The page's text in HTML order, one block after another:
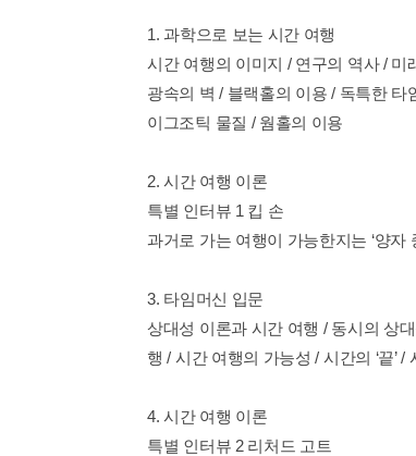
1. 과학으로 보는 시간 여행
시간 여행의 이미지 / 연구의 역사 /
광속의 벽 / 블랙홀의 이용 / 독특한
이그조틱 물질 / 웜홀의 이용
2. 시간 여행 이론
특별 인터뷰 1 킵 손
과거로 가는 여행이 가능한지는 ‘양자
3. 타임머신 입문
상대성 이론과 시간 여행 / 동시의 상
행 / 시간 여행의 가능성 / 시간의 ‘끝’ /
4. 시간 여행 이론
특별 인터뷰 2 리처드 고트